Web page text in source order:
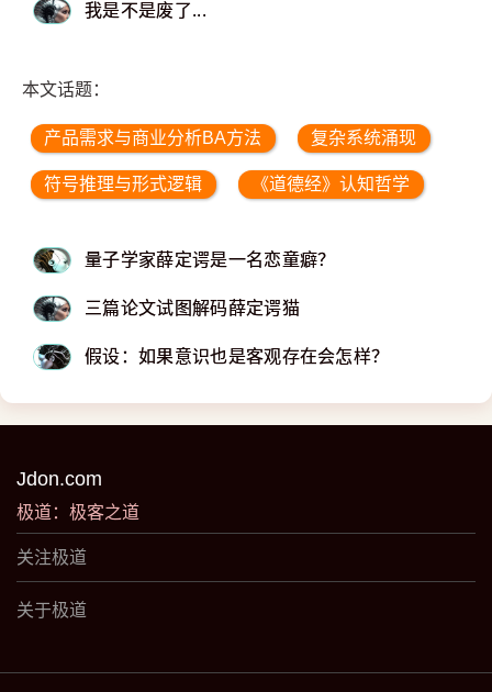
我是不是废了...
本文话题：
产品需求与商业分析BA方法 复杂系统涌现
符号推理与形式逻辑 《道德经》认知哲学
量子学家薛定谔是一名恋童癖？
三篇论文试图解码薛定谔猫
假设：如果意识也是客观存在会怎样？
Jdon.com
极道：极客之道
关注极道
关于极道